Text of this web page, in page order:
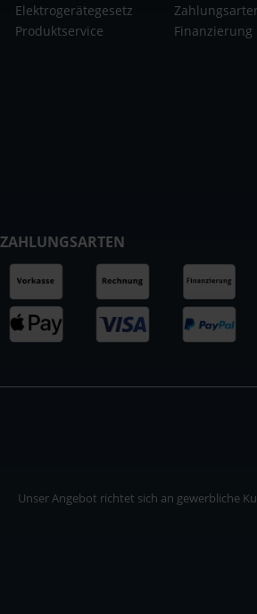
Elektrogerätegesetz
Produktservice
Finanzierung
ZAHLUNGSARTEN
Unser Angebot richtet sich an gewerbliche